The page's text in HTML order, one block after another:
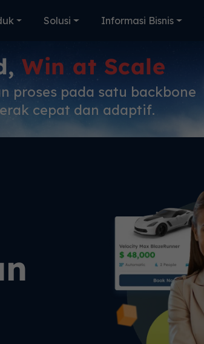
Solusi Informasi Bisnis
Win at Scale
proses pada satu backbone
cepat dan adaptif.